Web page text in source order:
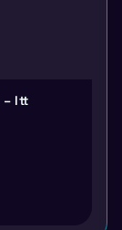
– Itt